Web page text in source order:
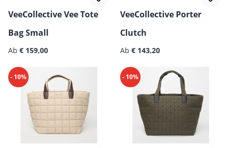
VeeCollective Vee Tote
Bag Small
Regulärer Preis:
Ab € 159,00
VeeCollective Porter
Clutch
Regulärer Preis:
Ab € 143,20
- 10% - 10%